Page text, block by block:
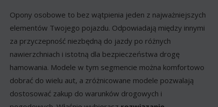
Opony osobowe to bez wątpienia jeden z najważniejszych
elementów Twojego pojazdu. Odpowiadają między innymi
za przyczepność niezbędną do jazdy po różnych
nawierzchniach i istotną dla bezpieczeństwa drogę
hamowania. Modele w tym segmencie można komfortowo
dobrać do wielu aut, a zróżnicowane modele pozwalają
dostosować zakup do warunków drogowych i